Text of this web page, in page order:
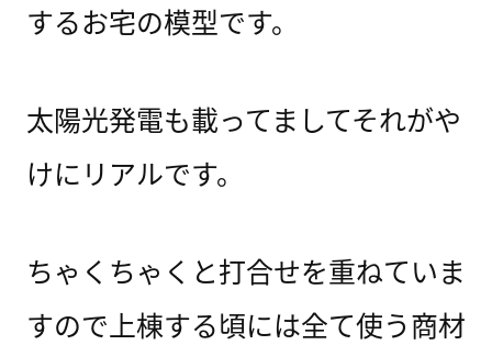
するお宅の模型です。
太陽光発電も載ってましてそれがや
けにリアルです。
ちゃくちゃくと打合せを重ねていま
すので上棟する頃には全て使う商材